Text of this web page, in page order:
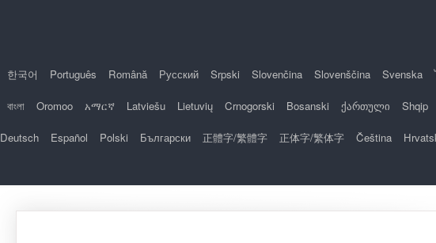
한국어 Português Română Русский Srpski Slovenčina Slovenščina Svenska
বাংলা Oromoo አማርኛ Latviešu Lietuvių Crnogorski Bosanski ქართული Shqip
Deutsch Español Polski Български 正體字/繁體字 正体字/繁体字 Čeština